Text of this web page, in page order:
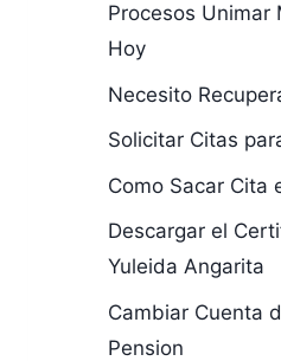
Procesos Unimar
Hoy
Necesito
Solicitar Citas
Como Sacar Cita
Descargar el
Yuleida Angarita
Cambiar Cuenta
Pension